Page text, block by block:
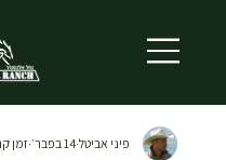
פיני אביטל 14 בפבר׳ זמן